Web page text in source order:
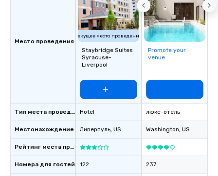
Место проведения
Тип места проведения
Местонахождение
Рейтинг места проведения
Номера для гостей
Текущее место проведения
Staybridge Suites
Syracuse-
Liverpool
Hotel
Ливерпуль, US
122
Promote your
venue
люкс-отель
Washington, US
237